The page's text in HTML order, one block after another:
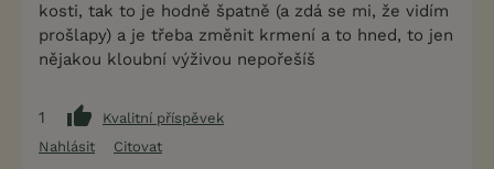
kosti, tak to je hodně špatně (a zdá se mi, že vidím
prošlapy) a je třeba změnit krmení a to hned, to jen
nějakou kloubní výživou nepořešíš
1
Kvalitní příspěvek
Nahlásit
Citovat